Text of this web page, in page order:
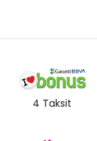
4 Taksit